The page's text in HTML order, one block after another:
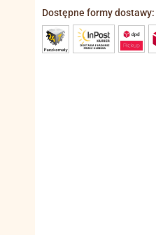
Dostępne formy dostawy: